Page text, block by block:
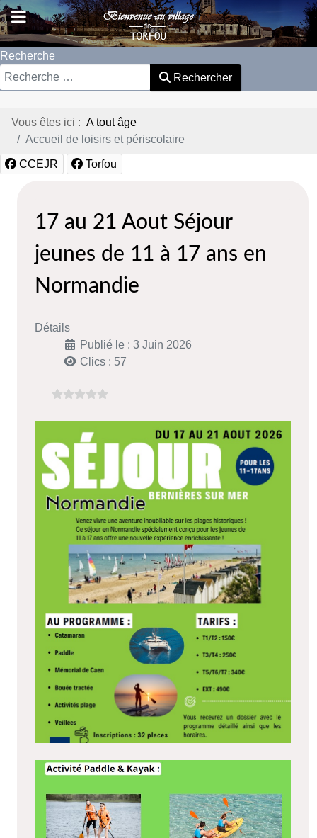
Recherche
Rechercher
Vous êtes ici : A tout âge
Accueil de loisirs et périscolaire
CCEJR Torfou
17 au 21 Aout Séjour
jeunes de 11 à 17 ans en
Normandie
Détails
Publié le : 3 Juin 2026
Clics : 57